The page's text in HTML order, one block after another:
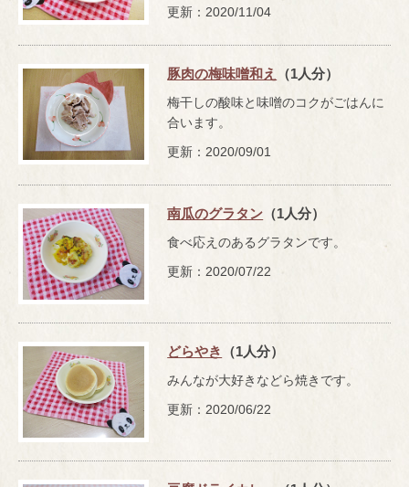
更新：2020/11/04
豚肉の梅味噌和え （1人分）
梅干しの酸味と味噌のコクがごはんに
合います。
更新：2020/09/01
南瓜のグラタン （1人分）
食べ応えのあるグラタンです。
更新：2020/07/22
どらやき （1人分）
みんなが大好きなどら焼きです。
更新：2020/06/22